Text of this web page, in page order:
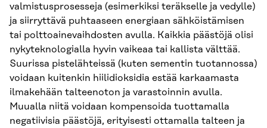
valmistusprosesseja (esimerkiksi teräkselle ja vedylle)
ja siirryttävä puhtaaseen energiaan sähköistämisen
tai polttoainevaihdosten avulla. Kaikkia päästöjä olisi
nykyteknologialla hyvin vaikeaa tai kallista välttää.
Suurissa pistelähteissä (kuten sementin tuotannossa)
voidaan kuitenkin hiilidioksidia estää karkaamasta
ilmakehään talteenoton ja varastoinnin avulla.
Muualla niitä voidaan kompensoida tuottamalla
negatiivisia päästöjä, erityisesti ottamalla talteen ja